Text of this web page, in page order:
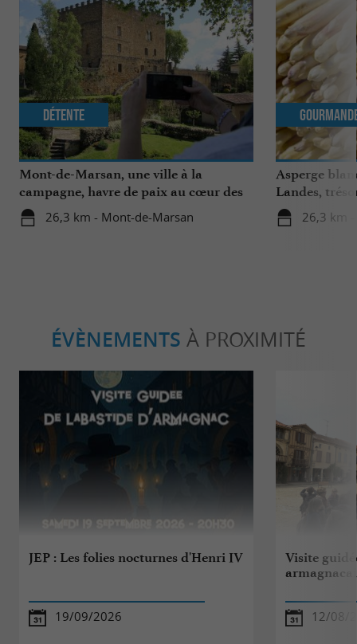
Mont-de-Marsan, une ville à la
campagne, havre de paix au cœur des
Landes
26,3 km - Mont-de-Marsan
Détente
Asperge
Landes,
région
26,3 km
ÉVÈNEMENTS À PROXIMITÉ
JEP : Les folies nocturnes d'Henri IV
19/09/2026
Visite
12/08/